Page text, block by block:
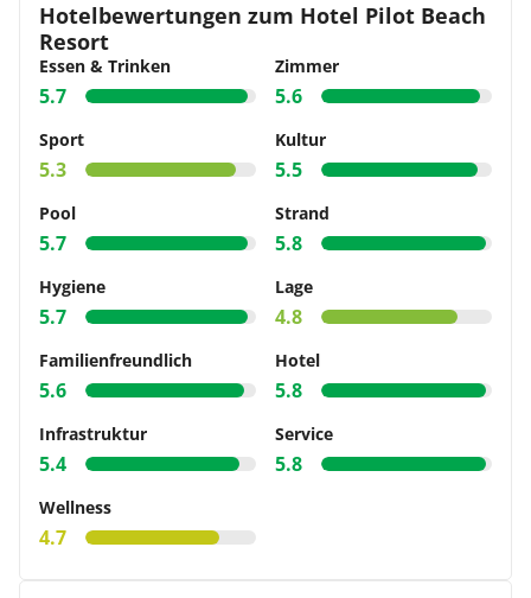
Hotelbewertungen zum Hotel Pilot Beach
Resort
Essen & Trinken
5.7
Zimmer
5.6
Sport
5.3
Kultur
5.5
Pool
5.7
Strand
5.8
Hygiene
5.7
Lage
4.8
Familienfreundlich
5.6
Hotel
5.8
Infrastruktur
5.4
Service
5.8
Wellness
4.7